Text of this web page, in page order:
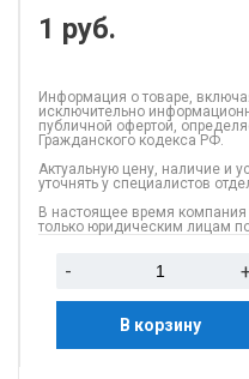
1 руб.
Информация о товаре,
исключительно
публичной офертой,
Гражданского кодекса РФ.
Актуальную цену, наличие и
уточнять у специалистов
В настоящее время компания
только юридическим лицам
-
В корзину